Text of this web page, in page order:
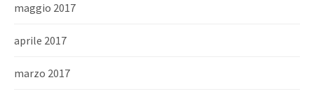
maggio 2017
aprile 2017
marzo 2017